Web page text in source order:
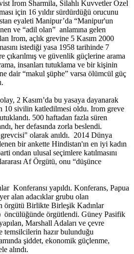
Irom Sharmila, Silahlı Kuvvetler Özel
için 16 yıldır sürdürdüğü orucunu
eyaleti Manipur’da “Manipur'un
ve “adil olan” anlamına gelen
Irom, açlık grevine 5 Kasım 2000
istediği yasa 1958 tarihinde 7
çıkarılmış ve güvenlik güçlerine arama
insanları tutuklama ve bir kişinin
dair “makul şüphe” varsa ölümcül güç
2 Kasım’da bu yasaya dayanarak
10 sivilin katledilmesi oldu. Irom greve
500 haftadan fazla süren
her defasında zorla beslendi.
olarak anıldı. 2014 Dünya
bir ankette Hindistan'ın en iyi kadın
ondan ulusal seçimlere katılmasını
Af Örgütü, onu “düşünce
Konferansı yapıldı. Konferans, Papua
alan adacıklar grubu olan
örgütü Birlikte Birleşik Kadınlar
öncülüğünde örgütlendi. Güney Pasifik
Marshall Adaları ve çevre
temsilcilerin hazır bulunduğu
şiddet, ekonomik güçlenme,
alındı.